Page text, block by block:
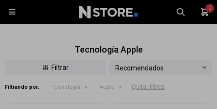
0

Tecnología Apple
Recomendados
Filtrando por: Tecnología Apple Quitar filtros